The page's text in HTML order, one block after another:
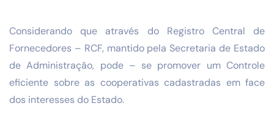
Considerando que através do Registro Central de
Fornecedores – RCF, mantido pela Secretaria de Estado
de Administração, pode – se promover um Controle
eficiente sobre as cooperativas cadastradas em face
dos interesses do Estado.